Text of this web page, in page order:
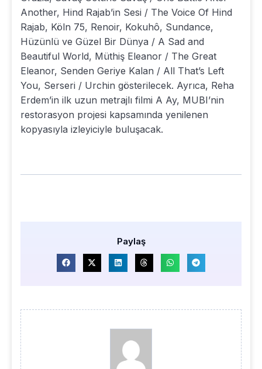
Another, Hind Rajab’in Sesi / The Voice Of Hind
Rajab, Köln 75, Renoir, Kokuhô, Sundance,
Hüzünlü ve Güzel Bir Dünya / A Sad and
Beautiful World, Müthiş Eleanor / The Great
Eleanor, Senden Geriye Kalan / All That’s Left
You, Serseri / Urchin gösterilecek. Ayrıca, Reha
Erdem’in ilk uzun metrajlı filmi A Ay, MUBI’nin
restorasyon projesi kapsamında yenilenen
kopyasıyla izleyiciyle buluşacak.
Paylaş